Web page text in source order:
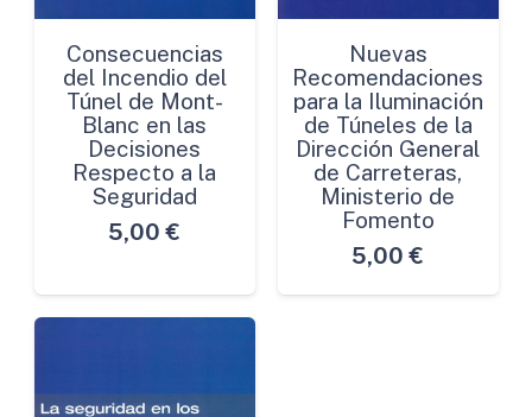
Consecuencias
del Incendio del
Túnel de Mont-
Blanc en las
Decisiones
Respecto a la
Seguridad
5,00 €
Nuevas
Recomendaciones
para la Iluminación
de Túneles de la
Dirección General
de Carreteras,
Ministerio de
Fomento
5,00 €